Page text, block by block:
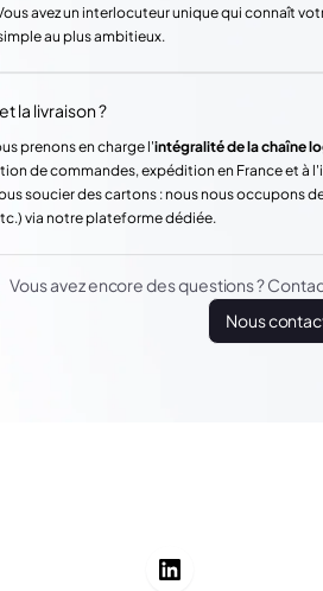
avez un interlocuteur unique qui connaît
au plus ambitieux.
la livraison ?
prenons en charge l'intégralité de la chaîne
de commandes, expédition en France et à
soucier des cartons : nous nous occupons
via notre plateforme dédiée.
Vous avez encore des questions ?
Nous